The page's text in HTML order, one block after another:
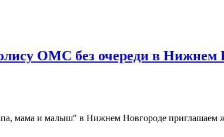
ОМС без очереди в Нижнем
мама и малыш" в Нижнем Новгороде